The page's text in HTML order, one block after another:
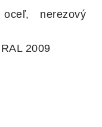
nerezový
2009